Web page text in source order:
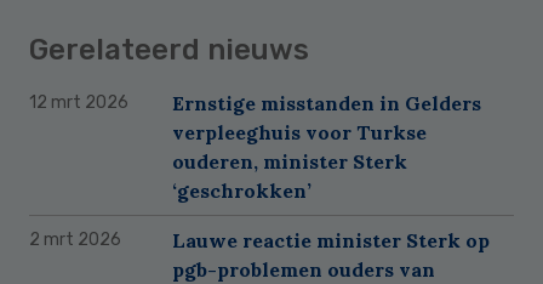
Gerelateerd nieuws
12 mrt 2026
Ernstige misstanden in Gelders
verpleeghuis voor Turkse
ouderen, minister Sterk
‘geschrokken’
2 mrt 2026
Lauwe reactie minister Sterk op
pgb-problemen ouders van